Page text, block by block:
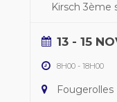
Kirsch 3ème
13 - 15
8H00- 18H00
Fougerolles